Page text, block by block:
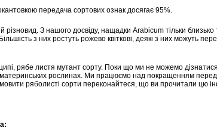
передача сортових ознак досягає 95%.
різновид. З нашого досвіду, нащадки Arabicum тільки близько
з них ростуть рожево квіткові, деякі з них можуть
рябе листя мутант сорту. Поки що ми не можемо дізнатися,
рослинах. Ми працюємо над покращенням
ряболисті сорти переконайтеся, що ви прочитали цю